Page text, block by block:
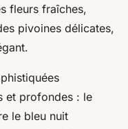
fleurs fraîches,
pivoines délicates,
et profondes : le
le bleu nuit